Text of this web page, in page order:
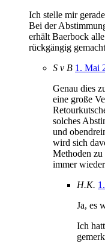
Ich stelle mir
Bei der
erhält Baerbock
rückgängig
S v B 1. Mai
Genau dies
eine große
solches
und
wird sich
Methoden
immer
H.K.
Ja, es
Ich